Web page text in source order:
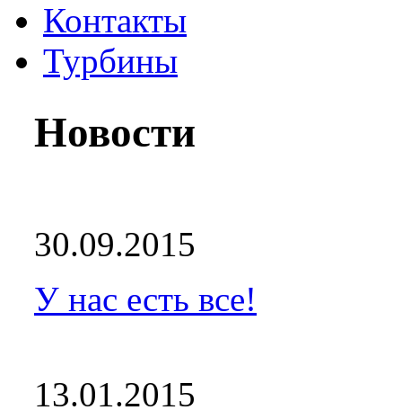
Контакты
Турбины
Новости
30.09.2015
У нас есть все!
13.01.2015